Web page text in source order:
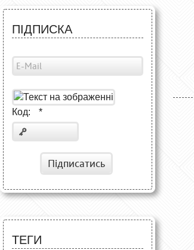
ПІДПИСКА
Код: *
Підписатись
ТЕГИ